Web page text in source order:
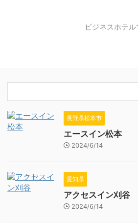
ビジネスホテル
長野県松本市
エースイン松本
2024/6/14
愛知県
アクセスイン刈谷
2024/6/14